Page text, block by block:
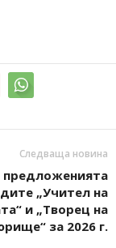
Следваща новина
предложенията
„Учител на
и „Творец на
за 2026 г.